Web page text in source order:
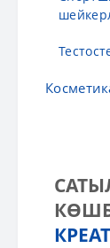
Бетке
Бетке